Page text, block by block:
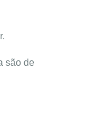
são de